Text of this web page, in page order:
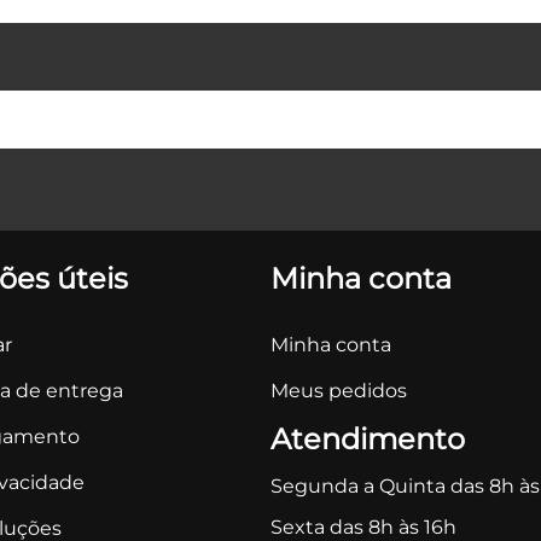
úteis
de entrega
Minha conta
Minha conta
Meus pedidos
Atendimento
Segunda a Quinta das 8h às
Sexta das 8h às 16h